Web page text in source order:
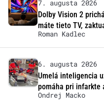
7. augusta 2026
Dolby Vision 2
máte tieto TV,
Roman Kadlec
6. augusta 2026
Umelá inteligencia
pomáha pri infarkte
Ondrej Macko